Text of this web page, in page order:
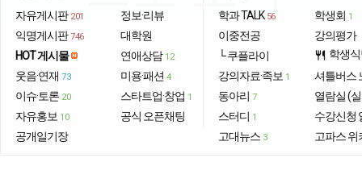
자유게시판 201
익명게시판 746
HOT 게시물
웃음·연재 73
이슈·토론 20
자유홍보 10
공개일기장
정보·리뷰
대학원
연애상담 12
미용·패션 4
스타트업·창업 1
공식 오픈채팅
학과 TALK 56
이중전공
└ 쿠플라이
강의자료·족보 1
동아리 7
스터디 1
고대뉴스 3
학생회 1
강의평가
restaurant 학생
셔틀버스
열람실 (
수강신청
고파스 위